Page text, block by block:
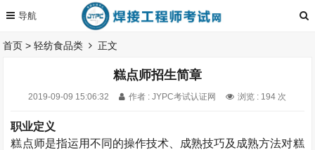
首页 >轻纺食品类 正文
糕点师招生简章
2019-09-09 15:06:32 作者 : JYPC考试认证网 浏览 : 194 次
职业定义
糕点师是指运用不同的操作技术、成熟技巧及成熟方法对糕